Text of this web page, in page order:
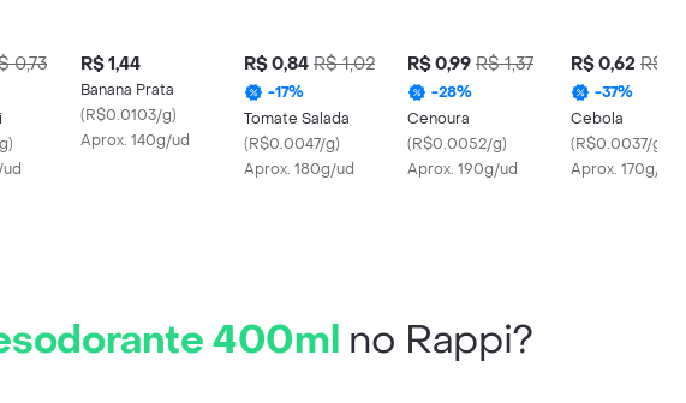
0,73
)
R$ 1,44
Banana Prata
(R$0.0103/g)
Aprox. 140g/ud
R$ 0,84 R$ 1,02
-17%
Tomate Salada
(R$0.0047/g)
Aprox. 180g/ud
R$ 0,99 R$ 1,37
-28%
Cenoura
(R$0.0052/g)
Aprox. 190g/ud
R$ 0,62 R$
-37%
Cebola
(R$0.0037/g
Aprox. 170g/ud
400ml no Rappi?